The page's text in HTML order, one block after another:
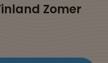
Zomer